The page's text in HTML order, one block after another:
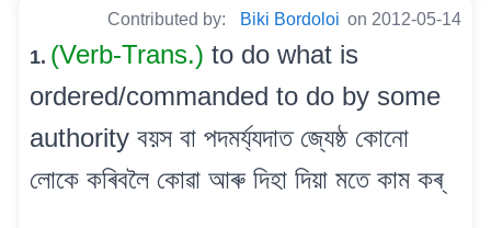
Contributed by: Biki Bordoloi on 2012-05-14
1. (Verb-Trans.) to do what is
ordered/commanded to do by some
authority বয়স বা পদমৰ্য্যদাত জ্যেষ্ঠ কোনো
লোকে কৰিবলৈ কোৱা আৰু দিহা দিয়া মতে কাম কৰ্